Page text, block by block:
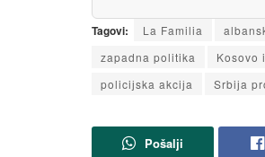
Tagovi: La Familia
zapadna politika
Kosovo
policiјska akciјa
Srbiјa
Pošalji